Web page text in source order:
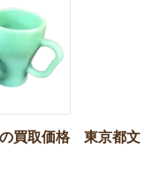
買取価格 東京都文